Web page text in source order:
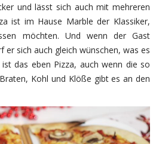
und lässt sich auch mit mehreren
ist im Hause Marble der Klassiker,
möchten. Und wenn der Gast
er sich auch gleich wünschen, was es
das eben Pizza, auch wenn die so
Kohl und Klöße gibt es an den